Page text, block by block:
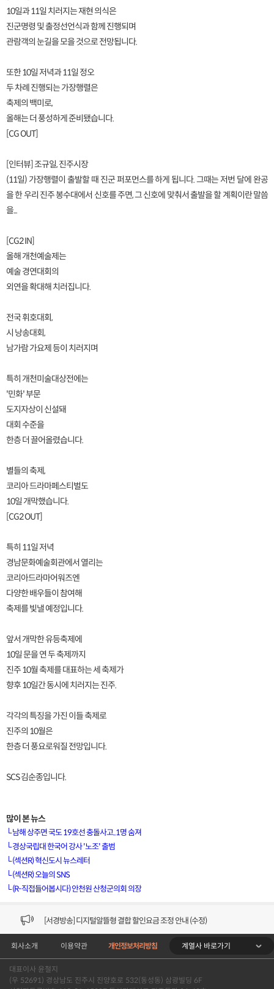
10일과 11일 치러지는 재현 의식은
진군명령 및 출정선언식과 함께 진행되며
관람객의 눈길을 모을 것으로 전망됩니다.
또한 10일 저녁과 11일 정오
두 차례 진행되는 가장행렬은
축제의 백미로,
올해는 더 풍성하게 준비됐습니다.
[CG OUT]
[인터뷰] 조규일, 진주시장
(11일) 가장행렬이 출발할 때 진군 퍼포먼스를 하게 됩니다. 그때는 저번 달에 완공
을 한 우리 진주 봉수대에서 신호를 주면, 그 신호에 맞춰서 출발을 할 계획이란 말씀
을...
[CG2 IN]
올해 개천예술제는
예술 경연대회의
외연을 확대해 치러집니다.
전국 휘호대회,
시 낭송대회,
남가람 가요제 등이 치러지며
특히 개천미술대상전에는
'민화' 부문
도지자상이 신설돼
대회 수준을
한층 더 끌어올렸습니다.
별들의 축제,
코리아 드라마페스티벌도
10일 개막했습니다.
[CG2 OUT]
특히 11일 저녁
경남문화예술회관에서 열리는
코리아드라마어워즈엔
다양한 배우들이 참여해
축제를 빛낼 예정입니다.
앞서 개막한 유등축제에
10일 문을 연 두 축제까지
진주 10월 축제를 대표하는 세 축제가
향후 10일간 동시에 치러지는 진주.
각각의 특징을 가진 이들 축제로
진주의 10월은
한층 더 풍요로워질 전망입니다.
SCS 김순종입니다.
많이 본 뉴스
└남해 상주면 국도 19호선 충돌사고..1명 숨져
└경상국립대 한국어 강사 '노조' 출범
└(섹션R) 혁신도시 뉴스레터
└(섹션R) 오늘의 SNS
└(R-직접들어봅시다) 안천원 산청군의회 의장
[서경방송] 일부 채널편성 변경 안내의 건 (7/22)
[서경방송] 디지털알뜰형 결합 할인요금 조정 안내 (수정)
[공지] 개인정보처리방침 (Ver2.15) 개정의 건 (7/1)
[서경방송] 일부 채널편성 변경 안내의 건 (7/1)
회사소개 이용약관 개인정보처리방침 계열사 바로가기
대표이사 윤철지
(우 52691) 경상남도 진주시 진양호로 532(동성동) 삼광빌딩 6F